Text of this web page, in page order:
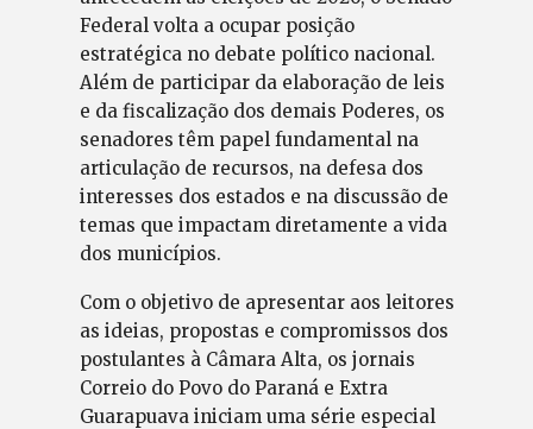
Federal volta a ocupar posição
estratégica no debate político nacional.
Além de participar da elaboração de leis
e da fiscalização dos demais Poderes, os
senadores têm papel fundamental na
articulação de recursos, na defesa dos
interesses dos estados e na discussão de
temas que impactam diretamente a vida
dos municípios.
Com o objetivo de apresentar aos leitores
as ideias, propostas e compromissos dos
postulantes à Câmara Alta, os jornais
Correio do Povo do Paraná e Extra
Guarapuava iniciam uma série especial